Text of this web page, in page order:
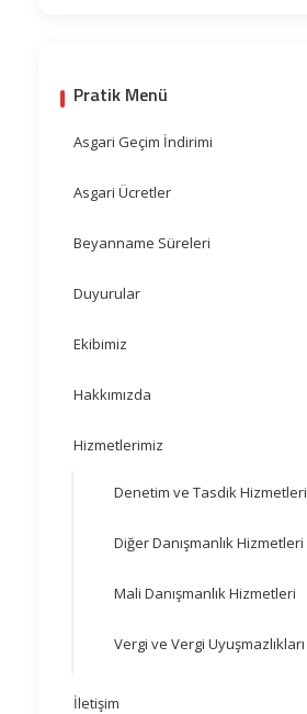
Pratik Menü
Asgari Geçim İndirimi
Asgari Ücretler
Beyanname Süreleri
Duyurular
Ekibimiz
Hakkımızda
Hizmetlerimiz
Denetim ve Tasdik Hizmetleri
Diğer Danışmanlık Hizmetleri
Mali Danışmanlık Hizmetleri
Vergi ve Vergi Uyuşmazlıkları
İletişim